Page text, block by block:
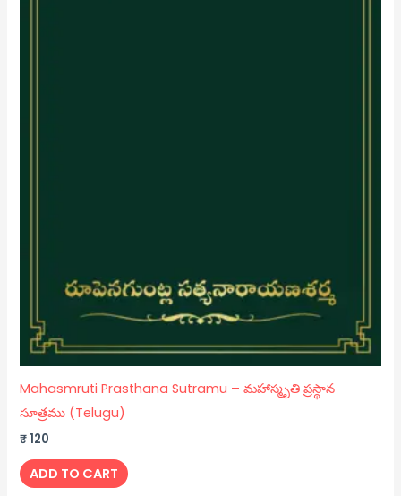
Mahasmruti Prasthana Sutramu – మహాస్మృతి ప్రస్థాన
సూత్రము (Telugu)
₹120
ADD TO CART